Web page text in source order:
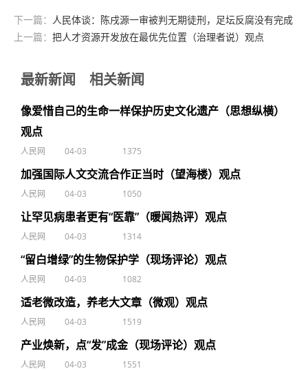
下一篇： 人民体谈：陈戌源一审被判无期徒刑，足坛反腐没有完成
时观点
上一篇： 把人才资源开发放在最优先位置（治理者说）观点
最新新闻 相关新闻
像爱惜自己的生命一样保护历史文化遗产（思想纵横）
观点
人民网 04-03 1375
加强国际人文交流合作正当时（望海楼）观点
人民网 04-03 1050
让罕见病患者更有“医靠”（暖闻热评）观点
人民网 04-03 1314
“留白增绿”的生物保护学（现场评论）观点
人民网 04-03 1082
适老微改造，养老大文章（微观）观点
人民网 04-03 1519
产业焕新，点“发”成金（现场评论）观点
人民网 04-03 1551